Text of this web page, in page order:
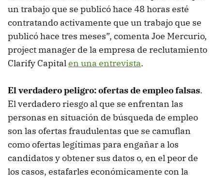
un trabajo que se publicó hace 48 horas esté
contratando activamente que un trabajo que se
publicó hace tres meses”, comenta Joe Mercurio,
project manager de la empresa de reclutamiento
Clarify Capitalen una entrevista.
El verdadero peligro: ofertas de empleo falsas.
El verdadero riesgo al que se enfrentan las
personas en situación de búsqueda de empleo
son las ofertas fraudulentas que se camuflan
como ofertas legítimas para engañar a los
candidatos y obtener sus datos o, en el peor de
los casos, estafarles económicamente con la